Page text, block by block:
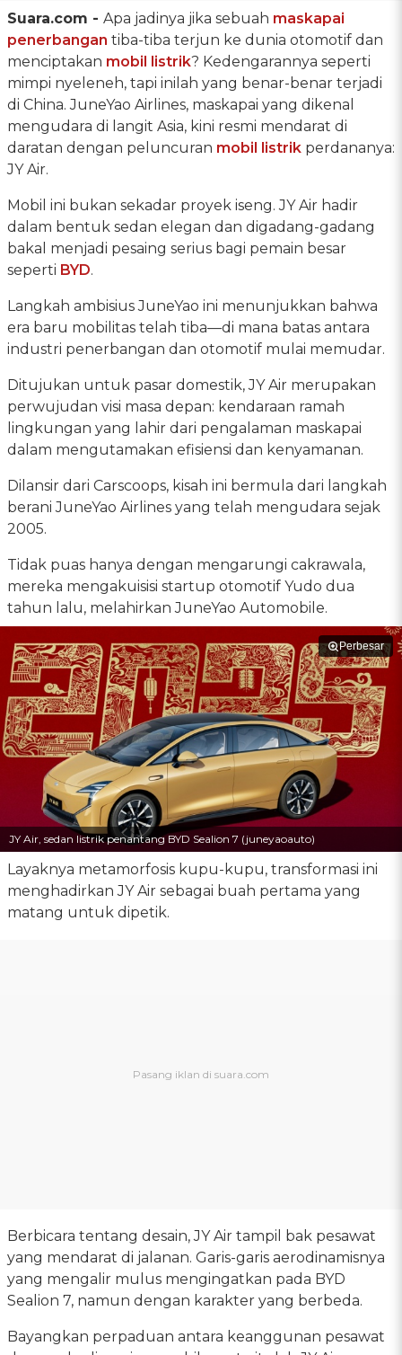
Suara.com - Apa jadinya jika sebuah maskapai
penerbangan tiba-tiba terjun ke dunia otomotif dan
menciptakan mobil listrik? Kedengarannya seperti
mimpi nyeleneh, tapi inilah yang benar-benar terjadi
di China. JuneYao Airlines, maskapai yang dikenal
mengudara di langit Asia, kini resmi mendarat di
daratan dengan peluncuran mobil listrik perdananya:
JY Air.
Mobil ini bukan sekadar proyek iseng. JY Air hadir
dalam bentuk sedan elegan dan digadang-gadang
bakal menjadi pesaing serius bagi pemain besar
seperti BYD.
Langkah ambisius JuneYao ini menunjukkan bahwa
era baru mobilitas telah tiba—di mana batas antara
industri penerbangan dan otomotif mulai memudar.
Ditujukan untuk pasar domestik, JY Air merupakan
perwujudan visi masa depan: kendaraan ramah
lingkungan yang lahir dari pengalaman maskapai
dalam mengutamakan efisiensi dan kenyamanan.
Dilansir dari Carscoops, kisah ini bermula dari langkah
berani JuneYao Airlines yang telah mengudara sejak
2005.
Tidak puas hanya dengan mengarungi cakrawala,
mereka mengakuisisi startup otomotif Yudo dua
tahun lalu, melahirkan JuneYao Automobile.
Perbesar
JY Air, sedan listrik penantang BYD Sealion 7 (juneyaoauto)
Layaknya metamorfosis kupu-kupu, transformasi ini
menghadirkan JY Air sebagai buah pertama yang
matang untuk dipetik.
Berbicara tentang desain, JY Air tampil bak pesawat
yang mendarat di jalanan. Garis-garis aerodinamisnya
yang mengalir mulus mengingatkan pada BYD
Sealion 7, namun dengan karakter yang berbeda.
Bayangkan perpaduan antara keanggunan pesawat